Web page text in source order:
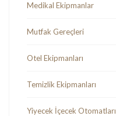
Medikal Ekipmanlar
Mutfak Gereçleri
Otel Ekipmanları
Temizlik Ekipmanları
Yiyecek İçecek Otomatları